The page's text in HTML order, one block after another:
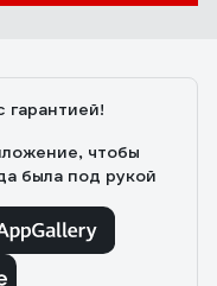
гарантией!
чтобы
была под рукой